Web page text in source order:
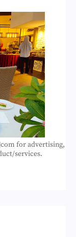
for advertising,
services.